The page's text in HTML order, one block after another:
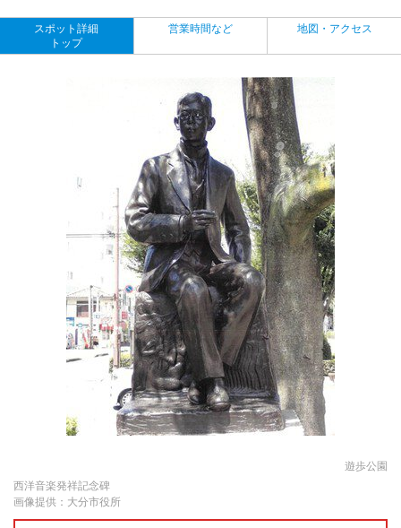
スポット詳細
トップ
営業時間など 地図・アクセス
遊歩公園
西洋音楽発祥記念碑
画像提供：大分市役所